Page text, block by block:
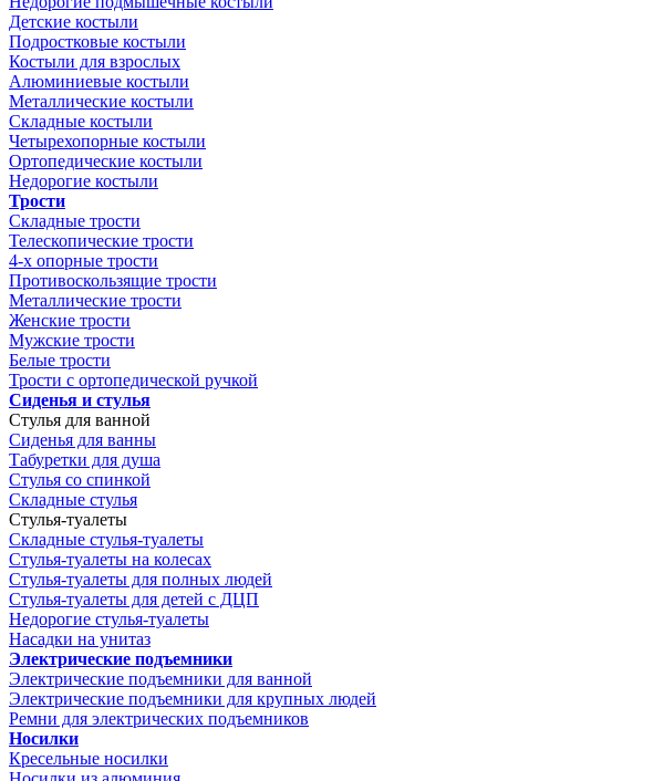
Детские костыли
Подростковые костыли
Костыли для взрослых
Алюминиевые костыли
Металлические костыли
Складные костыли
Четырехопорные костыли
Ортопедические костыли
Недорогие костыли
Трости
Складные трости
Телескопические трости
4-х опорные трости
Противоскользящие трости
Металлические трости
Женские трости
Мужские трости
Белые трости
Трости с ортопедической ручкой
Сиденья и стулья
Стулья для ванной
Сиденья для ванны
Табуретки для душа
Стулья со спинкой
Складные стулья
Стулья-туалеты
Складные стулья-туалеты
Стулья-туалеты на колесах
Стулья-туалеты для полных людей
Стулья-туалеты для детей с ДЦП
Недорогие стулья-туалеты
Насадки на унитаз
Электрические подъемники
Электрические подъемники для ванной
Электрические подъемники для крупных людей
Ремни для электрических подъемников
Носилки
Кресельные носилки